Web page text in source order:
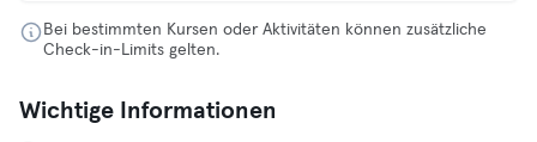
Bei bestimmten Kursen oder Aktivitäten können zusätzliche
Check-in-Limits gelten.
Wichtige Informationen